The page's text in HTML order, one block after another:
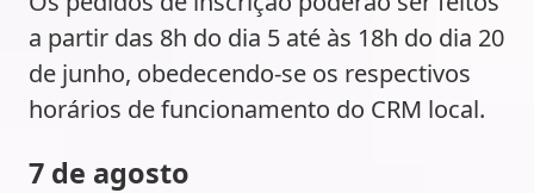
a partir das 8h do dia 5 até às 18h do dia 20
de junho, obedecendo-se os respectivos
horários de funcionamento do CRM local.
7 de agosto